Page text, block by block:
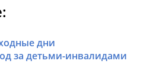
дни
за детьми-инвалидами